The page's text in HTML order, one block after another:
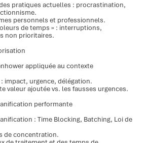
pratiques actuelles : procrastination,
personnels et professionnels.
de temps » : interruptions,
non prioritaires.
appliquée au contexte
impact, urgence, délégation.
valeur ajoutée vs. les fausses urgences.
performante
: Time Blocking, Batching, Loi de
de concentration.